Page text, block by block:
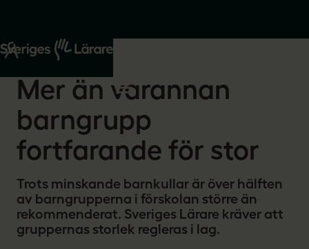
Start
Om oss
2026-05-08
Mer än varannan
barngrupp
fortfarande för stor
Trots minskande barnkullar är över hälften
av barngrupperna i förskolan större än
rekommenderat. Sveriges Lärare kräver att
gruppernas storlek regleras i lag.